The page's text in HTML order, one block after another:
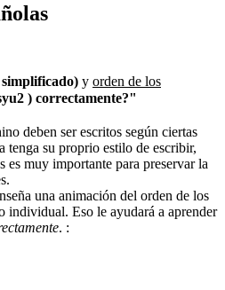
y orden de los
) correctamente?"
deben ser escritos según ciertas
tenga su proprio estilo de escribir,
es muy importante para preservar la
una animación del orden de los
individual. Eso le ayudará a aprender
. :